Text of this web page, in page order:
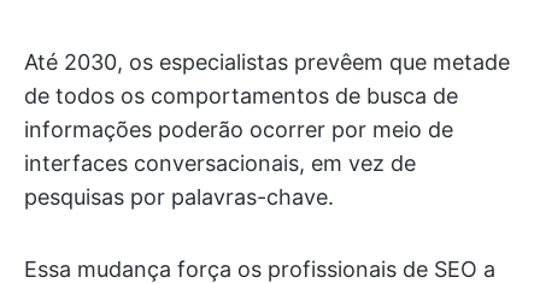
Até 2030, os especialistas prevêem que metade
de todos os comportamentos de busca de
informações poderão ocorrer por meio de
interfaces conversacionais, em vez de
pesquisas por palavras-chave.
Essa mudança força os profissionais de SEO a